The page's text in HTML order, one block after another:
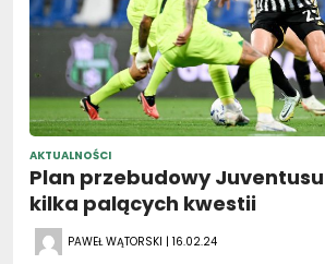
AKTUALNOŚCI
Plan przebudowy
kilka palących kwestii
PAWEŁ WĄTORSKI | 16.02.24